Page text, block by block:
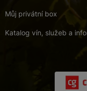
Můj privátní box
Katalog vín, služeb a